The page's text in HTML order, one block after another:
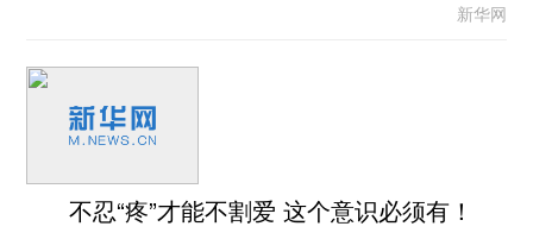
新华网
不忍“疼”才能不割爱 这个意识必须有！